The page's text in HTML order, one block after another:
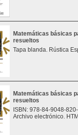
Matemáticas básicas
resueltos
Tapa blanda. Rústica
Matemáticas básicas
resueltos
ISBN: 978-84-9048-
Archivo electrónico.